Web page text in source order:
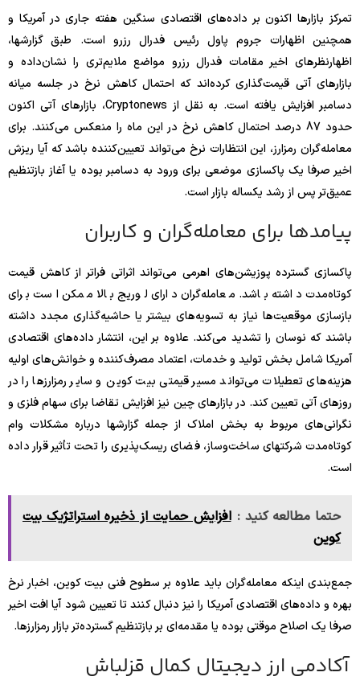
تمرکز بازارها اکنون بر داده‌های اقتصادی سنگین هفته جاری در آمریکا و
همچنین اظهارات جروم پاول رئیس فدرال رزرو است. طبق گزارشها،
اظهارنظرهای اخیر مقامات فدرال رزرو مواضع ملایم‌تری را نشان‌داده و
بازارهای آتی قیمت‌گذاری کرده‌اند که احتمال کاهش نرخ در جلسه میانه
دسامبر افزایش یافته است. به نقل از Cryptonews، بازارهای آتی اکنون
حدود 87 درصد احتمال کاهش نرخ در این ماه را منعکس می‌کنند. برای
معامله‌گران رمزارز، این انتظارات نرخ می‌تواند تعیین‌کننده باشد که آیا ریزش
اخیر صرفا یک پاکسازی موضعی برای ورود به دسامبر بوده یا آغاز بازتنظیم
عمیق‌تر پس از رشد یکساله بازار است.
پیامدها برای معامله‌گران و کاربران
پاکسازی گسترده پوزیشن‌های اهرمی می‌تواند اثراتی فراتر از کاهش قیمت
کوتاه‌مدت داشته باشد. معامله‌گران دارای لوریج بالا ممکن است برای
بازسازی موقعیت‌ها نیاز به تسویه‌های بیشتر یا حاشیه‌گذاری مجدد داشته
باشند که نوسان را تشدید می‌کند. علاوه بر این، انتشار داده‌های اقتصادی
آمریکا شامل بخش تولید و خدمات، اعتماد مصرف‌کننده و خوانش‌های اولیه
هزینه‌های تعطیلات می‌تواند مسیر قیمتی بیت کوین و سایر رمزارزها را در
روزهای آتی تعیین کند. در بازارهای چین نیز افزایش تقاضا برای سهام فلزی و
نگرانی‌های مربوط به بخش املاک از جمله گزارشها درباره مشکلات وام
کوتاه‌مدت شرکتهای ساخت‌وساز، فضای ریسک‌پذیری را تحت تأثیر قرار داده
است.
حتما مطالعه کنید : افزایش حمایت از ذخیره استراتژیک بیت
کوین
جمع‌بندی اینکه معامله‌گران باید علاوه بر سطوح فنی بیت کوین، اخبار نرخ
بهره و داده‌های اقتصادی آمریکا را نیز دنبال کنند تا تعیین شود آیا افت اخیر
صرفا یک اصلاح موقتی بوده یا مقدمه‌ای بر بازتنظیم گسترده‌تر بازار رمزارزها.
آکادمی ارز دیجیتال کمال قزلباش